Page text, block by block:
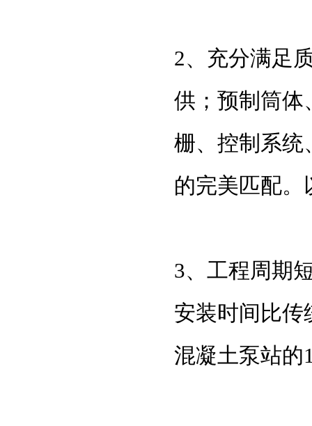
2、充分满足
供；预制筒体
栅、控制系统
的完美匹配。
3、工程周期
安装时间比传
混凝土泵站的